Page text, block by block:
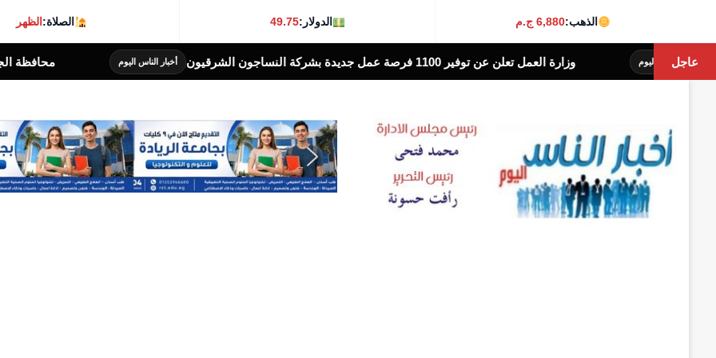
الذهب:6,880 ج.م الدولار:49.75 الصلاة:الظهر
عاجل
وزارة العمل تعلن عن توفير 1100 فرصة عمل جديدة بشركة النساجون الشرقيون أخبار الناس اليوم محافظة الجيزة: غلق جزئى لشارع جامعة الدول